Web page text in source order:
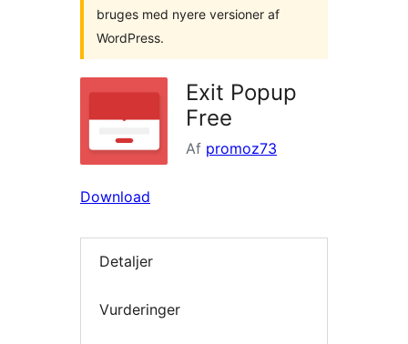
bruges med nyere versioner af
WordPress.
Exit Popup
Free
Af promoz73
Download
Detaljer
Vurderinger